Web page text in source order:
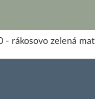
- rákosovo zelená mat